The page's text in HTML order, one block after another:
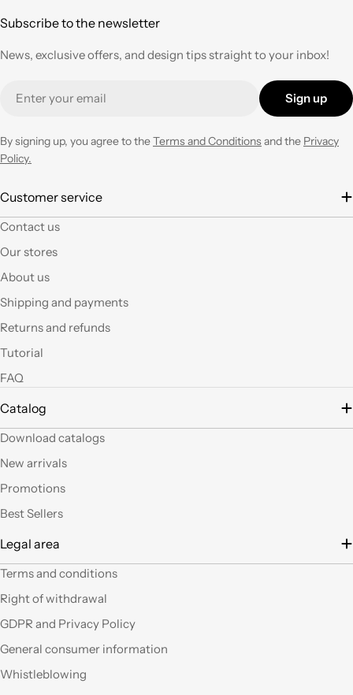
velocità nell'evasione
prezzo corretto !
Tornerò su questo
ne avrò necessità con
visitare il nuovo
vuote.Bravi contenute
Subscribe to the newsletter
News, exclusive offers, and design tips straight to your inbox!
Sign up
By signing up, you agree to theTerms and Conditions and the Privacy
Policy.
Customer service
Contact us
Our stores
About us
Shipping and payments
Returns and refunds
Tutorial
FAQ
Catalog
Download catalogs
New arrivals
Promotions
Best Sellers
Legal area
Terms and conditions
Right of withdrawal
GDPR and Privacy Policy
General consumer information
Whistleblowing